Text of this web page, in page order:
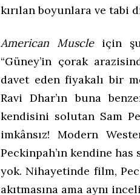
kırılan boyunlara ve tabi
American Muscleiçin şu
“Güney’in çorak
davet eden fiyakalı bir
Ravi Dhar’ın buna
kendisini solutan Sam
imkânsız! Modern
Peckinpah’ın kendine
yok. Nihayetinde film,
akıtmasına ama aynı